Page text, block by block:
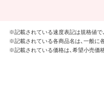
※記載されている速度表記は規格値で
※記載されている各商品名は、一般に
※記載されている価格は、希望小売価格